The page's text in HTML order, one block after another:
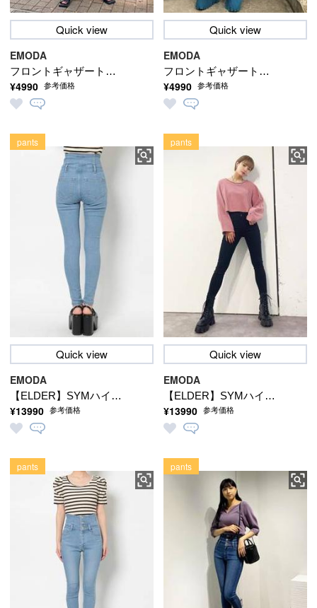
Quick view
フロントギャザートッ
プ
EMODA
¥4990 参考価格
Quick view
フロントギャザートッ
プ
EMODA
¥4990 参考価格
Quick view
【ELDER】SYMハイウ
エストデニム
EMODA
¥13990 参考価格
pants
Quick view
【ELDER】SYMハイウ
エストデニム
EMODA
¥13990 参考価格
pants
pants pants